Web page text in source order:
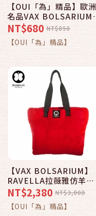
【OUI「為」精品】歐洲
名品VAX BOLSARIUM
豆豆包長天鵝絨防震包
MacBook Air 11 吋專用
- 四色可選 (豔陽紅)
NT$680 NT$850
【OUI「為」精品】
【VAX BOLSARIUM】
RAVELLA拉薇雅仿羊絨
輕量萬用托特包14吋-仿
羊絨紅色
NT$2,380 NT$3,000
【OUI「為」精品】